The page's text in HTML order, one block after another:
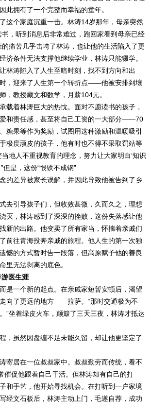
此拥有了一个完整而幸福的童年。
个家庭沉重一击。林涛14岁那年，母亲突然
书，听到消息后非常难过，跑回家看到母亲已经
的痛苦几乎击垮了林涛，也让他的生活陷入了更
济条件无法支撑他继续学业，林涛只能辍学。
涛陷入了人生至暗时刻，找不到方向和出
，迎来了人生第一个转折点——他被安排到壤
，教授藏文和数学，月薪104元。
着林涛巨大的热忱。面对不愿读书的孩子，
和责任感，甚至将自己工资的一大部分——70
糖果等作为奖励，试图用这种激励和温暖吸引
极度顽皮的孩子，他有时也不得不采取罚站等
地人不重视教育的理念，努力让大家明白‘知识
但是，这份“恨铁不成钢”
差异被家长误解，并因此导致他被告到了乡
引导孩子们，但收效甚微，久而久之，理想
灭，林涛感到了深深的挫败，这份失落感让他
新的出路。他变卖了所有家当，怀揣着亲戚们
前往青海投奔亲戚的旅程。他人生的第一次独
憾的方式暂时告一段落，但高原赋予他的善良
里无法剥离的底色。
医生涯
一个新的起点。在亲戚家短暂安顿后，渴望
向了更远的地方——拉萨。“那时交通极为不
”坐着绿皮火车，颠簸了三天三夜，林涛才抵达
虽然因盘缠不足未能久留，却让他更坚定了
居在一位叔叔家中。叔叔勤劳而传统，看不
催促他跟着自己干活。但林涛却有自己的打
和手艺，他开始寻找机会。在打听到一户家境
经文石板后，林涛主动上门，毛遂自荐，成功